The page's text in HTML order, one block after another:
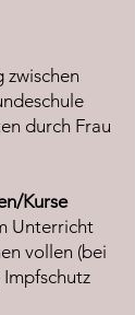
durch Frau
Kurse
Unterricht
vollen (bei